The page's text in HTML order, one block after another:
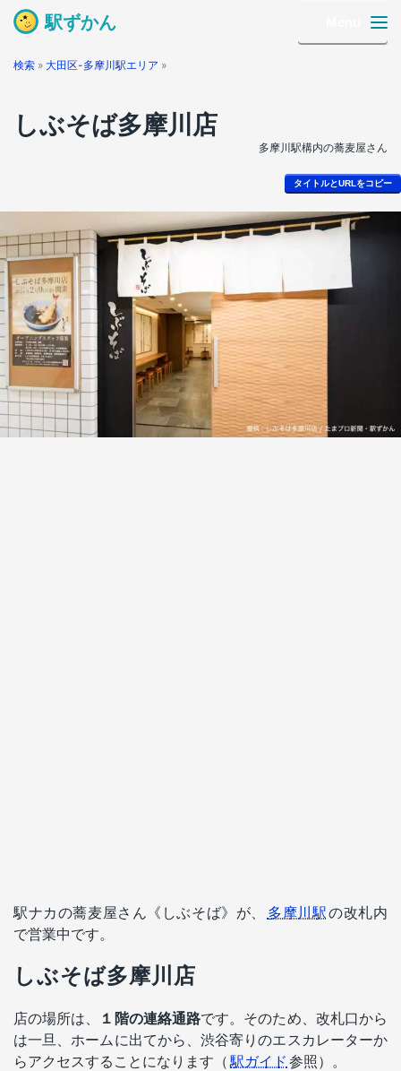
駅ずかん
検索 » 大田区-多摩川駅エリア »
しぶそば多摩川店
多摩川駅構内の蕎麦屋さん
タイトルとURLをコピー
駅ナカの蕎麦屋さん《しぶそば》が、 多摩川駅の改札内
で営業中です。
しぶそば多摩川店
店の場所は、 １階の連絡通路です。そのため、改札口から
は一旦、ホームに出てから、渋谷寄りのエスカレーターか
らアクセスすることになります（ 駅ガイド 参照）。